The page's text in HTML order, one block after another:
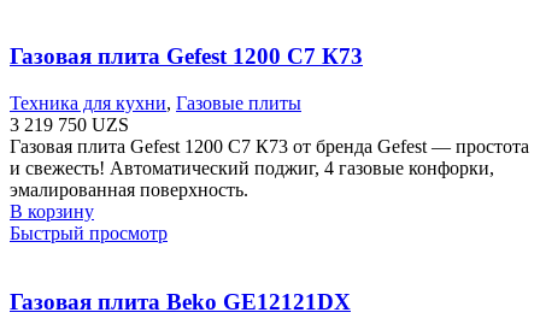
Газовая плита Gefest 1200 С7 К73
Техника для кухни, Газовые плиты
3 219 750 UZS
Газовая плита Gefest 1200 С7 К73 от бренда Gefest — простота
и свежесть! Автоматический поджиг, 4 газовые конфорки,
эмалированная поверхность.
В корзину
Быстрый просмотр
Газовая плита Beko GE12121DX